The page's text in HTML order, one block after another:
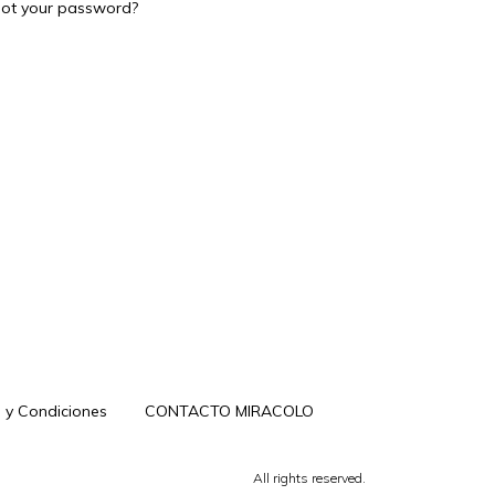
your password?
y Condiciones CONTACTO MIRACOLO
All rights reserved.